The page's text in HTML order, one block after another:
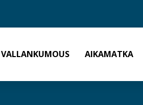
AIKAMATKA